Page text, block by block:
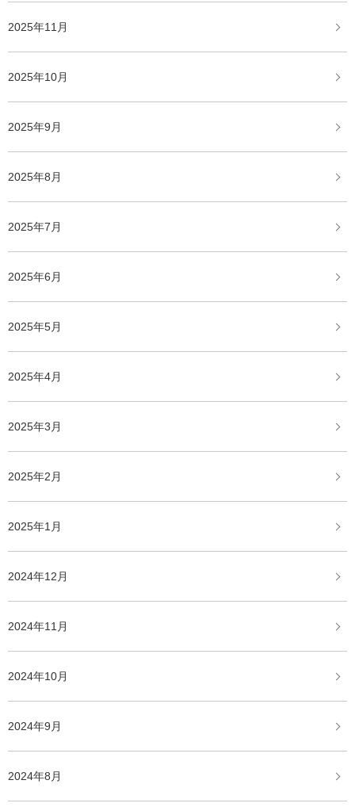
2025年11月
2025年10月
2025年9月
2025年8月
2025年7月
2025年6月
2025年5月
2025年4月
2025年3月
2025年2月
2025年1月
2024年12月
2024年11月
2024年10月
2024年9月
2024年8月